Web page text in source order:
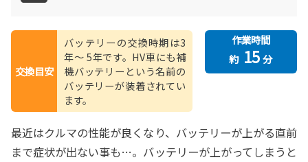
交換目安
バッテリーの交換時期は3
年〜5年です。HV車にも補
機バッテリーという名前の
バッテリーが装着されてい
ます。
作業時間
約 15 分
最近はクルマの性能が良くなり、バッテリーが上がる直前
まで症状が出ない事も…。バッテリーが上がってしまうと